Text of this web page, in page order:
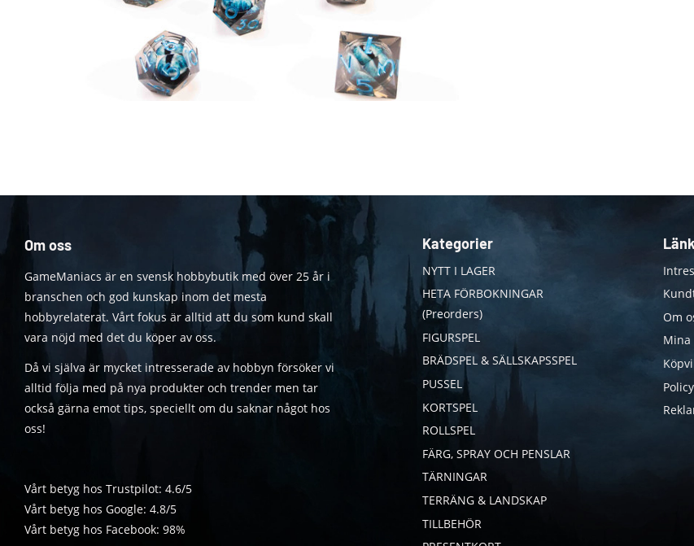
Om oss
GameManiacs är en svensk hobbybutik med över 25 år i
branschen och god kunskap inom det mesta
hobbyrelaterat. Vårt fokus är alltid att du som kund skall
vara nöjd med det du köper av oss.
Då vi själva är mycket intresserade av hobbyn försöker vi
alltid följa med på nya produkter och trender men tar
också gärna emot tips, speciellt om du saknar något hos
oss!
Vårt betyg hos Trustpilot: 4.6/5
Vårt betyg hos Google: 4.8/5
Vårt betyg hos Facebook: 98%
Kategorier
NYTT I LAGER
HETA FÖRBOKNINGAR
(Preorders)
FIGURSPEL
BRÄDSPEL & SÄLLSKAPSSPEL
PUSSEL
KORTSPEL
ROLLSPEL
FÄRG, SPRAY OCH PENSLAR
TÄRNINGAR
TERRÄNG & LANDSKAP
TILLBEHÖR
Om
Mina